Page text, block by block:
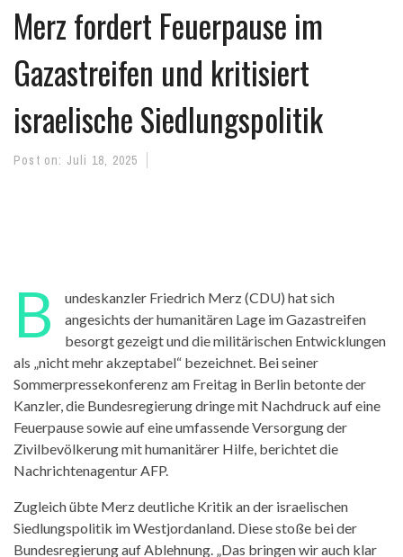
Merz fordert Feuerpause im
Gazastreifen und kritisiert
israelische Siedlungspolitik
Post on: Juli 18, 2025
B
undeskanzler Friedrich Merz (CDU) hat sich
angesichts der humanitären Lage im Gazastreifen
besorgt gezeigt und die militärischen Entwicklungen
als „nicht mehr akzeptabel“ bezeichnet. Bei seiner
Sommerpressekonferenz am Freitag in Berlin betonte der
Kanzler, die Bundesregierung dringe mit Nachdruck auf eine
Feuerpause sowie auf eine umfassende Versorgung der
Zivilbevölkerung mit humanitärer Hilfe, berichtet die
Nachrichtenagentur AFP.
Zugleich übte Merz deutliche Kritik an der israelischen
Siedlungspolitik im Westjordanland. Diese stoße bei der
Bundesregierung auf Ablehnung. „Das bringen wir auch klar